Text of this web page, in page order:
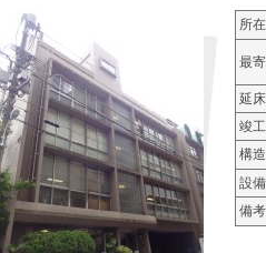
所
最
延床
竣工
構
設備
備考